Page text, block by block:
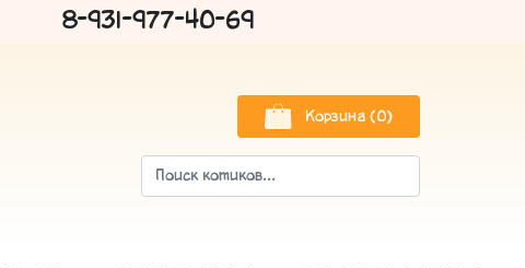
8-931-977-40-69
Корзина (0)